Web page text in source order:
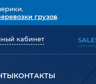
грузов.
кабинет
КОНТАКТЫ